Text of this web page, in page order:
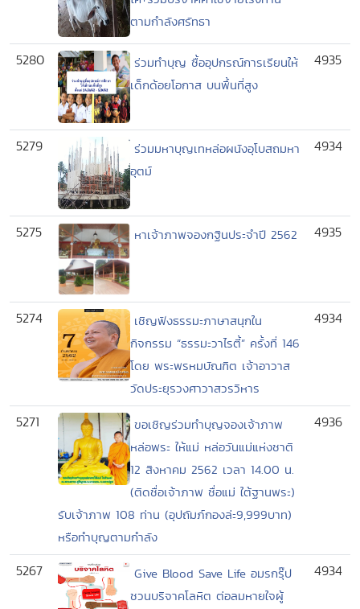
ตามกำลังศรัทธา
5280
ร่วมทำบุญ ซื้ออุปกรณ์การเรียนให้
เด็กด้อยโอกาส บนพื้นที่สูง
4935
5279
ร่วมมหาบุญเทหล่อผนังอุโบสถมหา
อุตม์
4934
5275 หาเจ้าภาพจองกฐินประจำปี 2562 4935
5274
เชิญฟังธรรมะภาษาสนุกใน
กิจกรรม “ธรรมะวาไรตี้” ครั้งที่ 146
โดย พระพรหมบัณฑิต เจ้าอาวาส
วัดประยุรวงศาวาสวรวิหาร
4934
5271
ขอเชิญร่วมทำบุญจองเจ้าภาพ
หล่อพระ ให้แม่ หล่อวันแม่แห่งชาติ
12 สิงหาคม 2562 เวลา 14.00 น.
(ติดชื่อเจ้าภาพ ชื่อแม่ ใต้ฐานพระ)
รับเจ้าภาพ 108 ท่าน (อุปถัมภ์กองล่ะ9,999บาท)
หรือทำบุญตามกำลัง
4936
5267
Give Blood Save Life อมรกรุ๊ป
ชวนบริจาคโลหิต ต่อลมหายใจผู้
4934